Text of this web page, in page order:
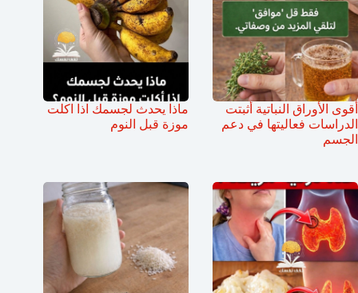
أقوى الأوراق النباتية أثبتت
الدراسات فعاليتها في دعم
الجسم
ماذا يحدث لجسمك اذا اكلت
موزة قبل النوم